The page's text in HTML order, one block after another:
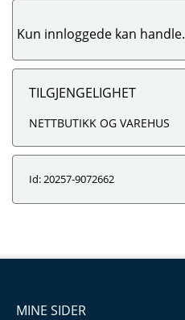
Kun innloggede kan handle.
TILGJENGELIGHET
NETTBUTIKK OG VAREHUS
Id: 20257-9072662
MINE SIDER